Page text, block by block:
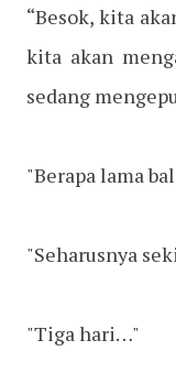
“Besok, kita
kita akan
sedang
"Berapa lama
"Seharusnya
"Tiga hari…"